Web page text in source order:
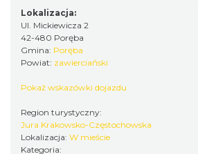
Lokalizacja:
Ul. Mickiewicza 2
42-480 Poręba
Gmina: Poręba
Powiat: zawierciański
Pokaż wskazówki dojazdu
Region turystyczny:
Jura Krakowsko-Częstochowska
Lokalizacja: W mieście
Kategoria: